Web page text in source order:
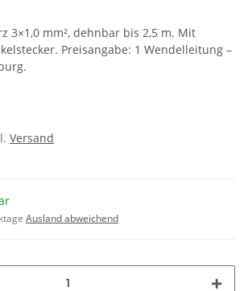
3×1,0 mm², dehnbar bis 2,5 m. Mit
Preisangabe: 1 Wendelleitung –
Versand
Ausland abweichend